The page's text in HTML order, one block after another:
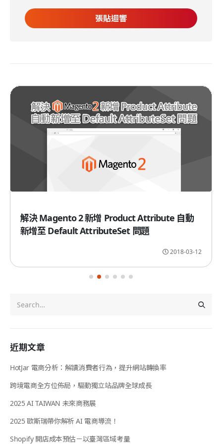
2018-03-12
解決 Magento 2 新增 Product Attribute 自動
新增至 Default AttributeSet 問題
近期文章
HotJar 電商分析：解讀消費者行為，提升網站轉換率
跨境電商全方位佈局，驅動獨立站品牌全球成長
2025 AI TAIWAN 未來商務展
2025 歐斯瑞帶你解析 AI 電商導流！
Shopify 開店成本預估－以臺灣區域考量